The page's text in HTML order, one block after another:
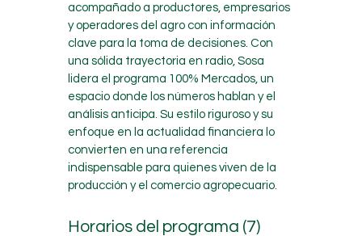
acompañado a productores, empresarios
y operadores del agro con información
clave para la toma de decisiones. Con
una sólida trayectoria en radio, Sosa
lidera el programa 100% Mercados, un
espacio donde los números hablan y el
análisis anticipa. Su estilo riguroso y su
enfoque en la actualidad financiera lo
convierten en una referencia
indispensable para quienes viven de la
producción y el comercio agropecuario.
Horarios del programa (7)